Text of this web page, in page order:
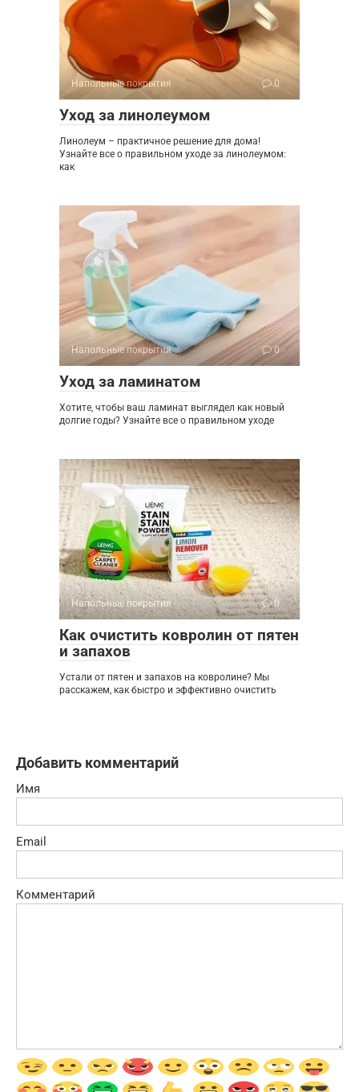
Напольные покрытия 0
Уход за линолеумом
Линолеум – практичное решение для дома!
Узнайте все о правильном уходе за линолеумом:
как
Напольные покрытия 0
Уход за ламинатом
Хотите, чтобы ваш ламинат выглядел как новый
долгие годы? Узнайте все о правильном уходе
Напольные покрытия 0
Как очистить ковролин от пятен
и запахов
Устали от пятен и запахов на ковролине? Мы
расскажем, как быстро и эффективно очистить
Добавить комментарий
Имя
Email
Комментарий